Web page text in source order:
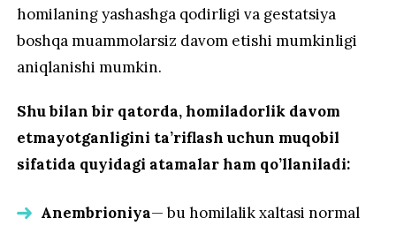
homilaning yashashga qodirligi va gestatsiya
boshqa muammolarsiz davom etishi mumkinligi
aniqlanishi mumkin.
Shu bilan bir qatorda, homiladorlik davom
etmayotganligini ta’riflash uchun muqobil
sifatida quyidagi atamalar ham qo’llaniladi:
Anembrioniya— bu homilalik xaltasi normal